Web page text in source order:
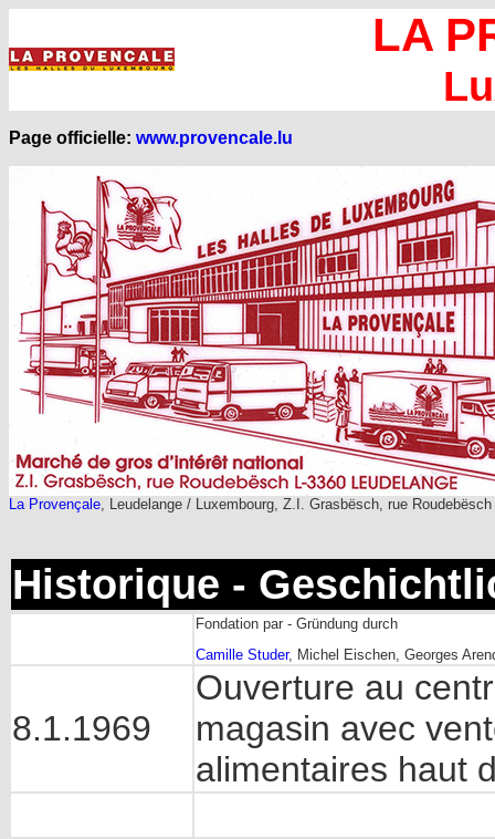
LA
Page officielle: www.provencale.lu
La Provençale, Leudelange / Luxembourg, Z.I. Grasbësch, rue
Historique -
Fondation par - Gründung durch
Camille Studer, Michel Eischen, Georges
8.1.1969
Ouverture au
magasin avec
alimentaires haut